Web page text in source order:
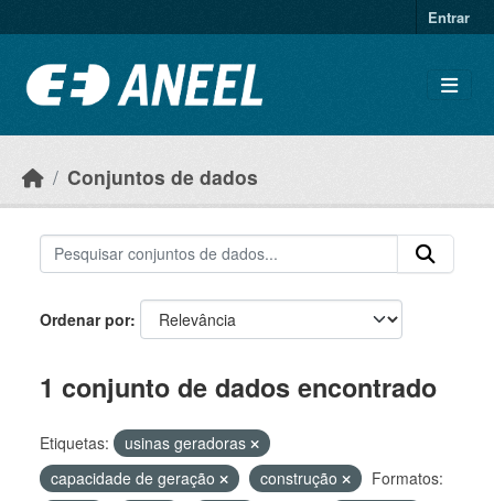
Entrar
Conjuntos de dados
Ordenar por
1 conjunto de dados encontrado
Etiquetas:
usinas geradoras
capacidade de geração
construção
Formatos: